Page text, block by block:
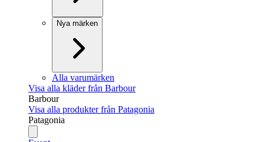
Nya märken
Alla varumärken
Visa alla kläder från Barbour
Barbour
Visa alla produkter från Patagonia
Patagonia